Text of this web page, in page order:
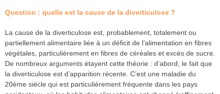
Question : quelle est la cause de la diverticulose ?
La cause de la diverticulose est, probablement, totalement ou
partiellement alimentaire liée à un déficit de l’alimentation en fibres
végétales, particulièrement en fibres de céréales et excès de sucre.
De nombreux arguments étayent cette théorie : d’abord, le fait que
la diverticulose est d’apparition récente. C’est une maladie du
20ème siècle qui est particulièrement fréquente dans les pays